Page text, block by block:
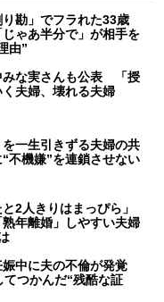
勘」でフラれた33歳
ゃあ半分で」が相手を
由”
みな実さんも公表 「授
夫婦、壊れる夫婦
を一生引きずる夫婦の共
機嫌”を連鎖させない
2人きりはまっぴら」
年離婚」しやすい夫婦
中に夫の不倫が発覚
つかんだ“残酷な証